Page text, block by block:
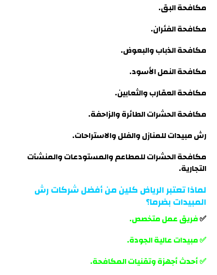
مكافحة البق.
مكافحة الفئران.
مكافحة الذباب والبعوض.
مكافحة النمل الأسود.
مكافحة العقارب والثعابين.
مكافحة الحشرات الطائرة والزاحفة.
رش مبيدات للمنازل والفلل والاستراحات.
مكافحة الحشرات للمطاعم والمستودعات والمنشآت
التجارية.
لماذا تعتبر الرياض كلين من أفضل شركات رش
المبيدات بضرما؟
✅فريق عمل متخصص.
✅ مبيدات عالية الجودة.
✅ أحدث أجهزة وتقنيات المكافحة.